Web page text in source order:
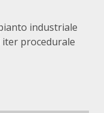
industriale
procedurale